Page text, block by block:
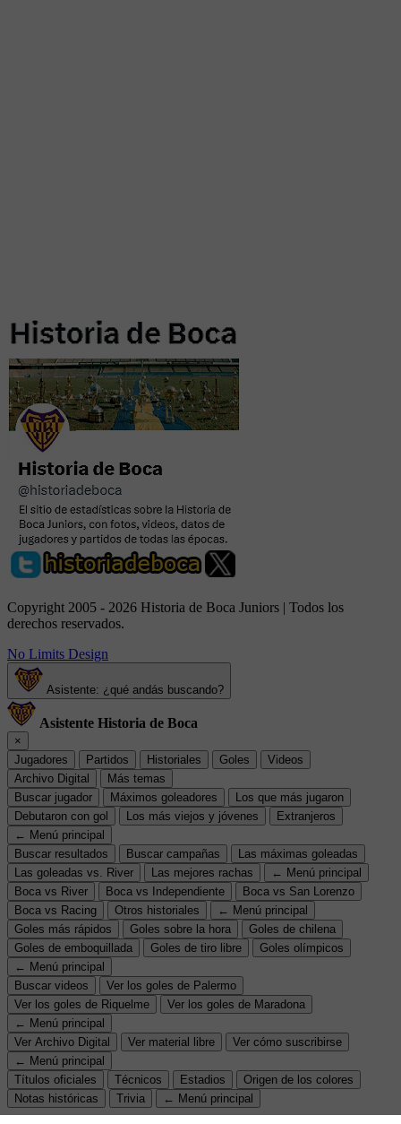
Copyright 2005 - 2026 Historia de Boca Juniors | Todos los
derechos reservados.
No Limits Design
Asistente: ¿qué andás buscando?
Asistente Historia de Boca
×
Jugadores
Partidos Historiales Goles
Videos
Archivo Digital
Más temas
Buscar jugador
Máximos goleadores
Los que más jugaron
Debutaron con gol
Los más viejos y jóvenes
Extranjeros
← Menú principal
Buscar resultados
Buscar campañas
Las máximas goleadas
Las goleadas vs. River
Las mejores rachas
← Menú principal
Boca vs River
Boca vs Independiente
Boca vs San Lorenzo
Boca vs Racing
Otros historiales
← Menú principal
Goles más rápidos
Goles sobre la hora
Goles de chilena
Goles de emboquillada
Goles de tiro libre
Goles olímpicos
← Menú principal
Buscar videos
Ver los goles de Palermo
Ver los goles de Riquelme
Ver los goles de Maradona
← Menú principal
Ver Archivo Digital
Ver material libre
Ver cómo suscribirse
← Menú principal
Títulos oficiales
Técnicos Estadios
Origen de los colores
Notas históricas
Trivia ← Menú principal